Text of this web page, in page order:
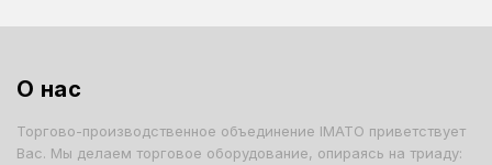
О нас
Торгово-производственное объединение IMATO приветствует
Вас. Мы делаем торговое оборудование, опираясь на триаду: